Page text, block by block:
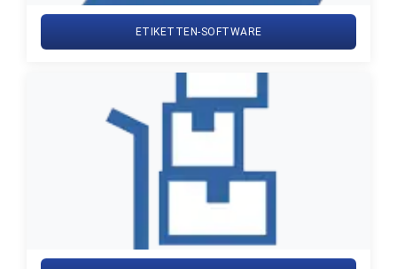
ETIKETTEN-SOFTWARE